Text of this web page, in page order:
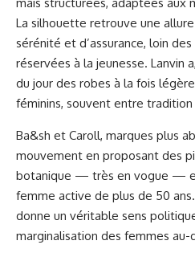
La silhouette retrouve une
sérénité et d’assurance, loin
réservées à la jeunesse. Lanvin
du jour des robes à la fois
féminins, souvent entre
Ba&sh et Caroll, marques plus
mouvement en proposant des
botanique — très en vogue —
femme active de plus de 50
donne un véritable sens
marginalisation des femmes au-